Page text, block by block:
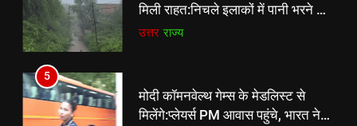
मिली राहत:निचले इलाकों में पानी भरने से
लोग परेशान, पांचना बांध का जलस्तर बढ़ा
उत्तर राज्य
5
मोदी कॉमनवेल्थ गेम्स के मेडलिस्ट से
मिलेंगे:प्लेयर्स PM आवास पहुंचे, भारत ने